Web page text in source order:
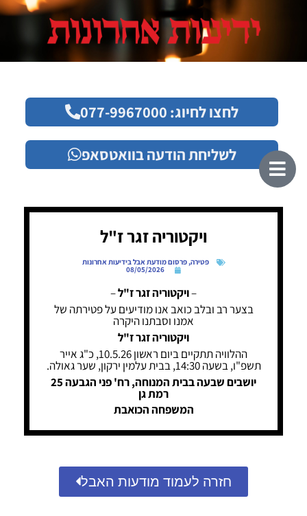
לחצו לחיוג: 077-9967000
לשליחת הודעה בוואטסאפ
ויקטוריה זגר ז"ל
פטירה,פרסום מודעת אבל בידיעות אחרונות
08/05/2026
–ויקטוריה זגר ז"ל–
בצער רב ובלב כואב אנו מודיעים על פטירתה של
אמנו וסבתנו היקרה
ויקטוריה זגר ז"ל
ההלוויה תתקיים ביום ראשון 10.5.26, כ"ג אייר
תשפ"ו, בשעה 14:30, בבית עלמין ירקון, שער גאולה.
יושבים שבעה בבית המנוחה, רח' פני הגבעה 25
רמת גן
המשפחה הכואבת
חזרה לעמוד מודעות האבל